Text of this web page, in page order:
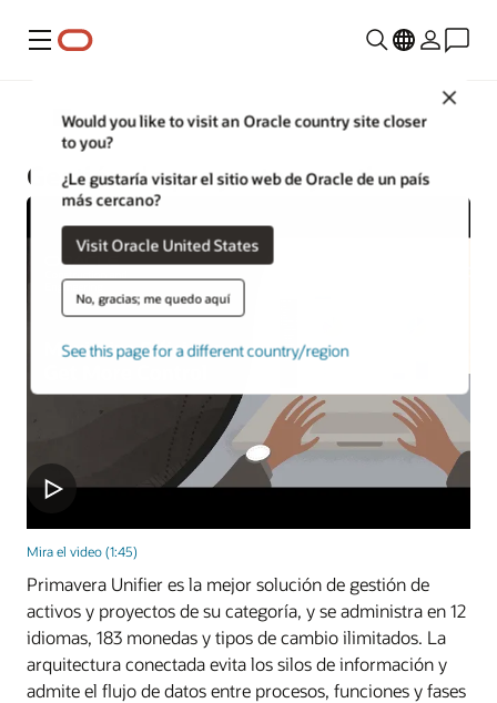
Menú
Close
Would you like to visit an Oracle country site closer
to you?
¿Le gustaría visitar el sitio web de Oracle de un país
más cercano?
Visit Oracle United States
No, gracias; me quedo aquí
See this page for a different country/region
Construcción e ingeniería
Gestión de proyectos y activos
Mira el video (1:45)
Primavera Unifier es la mejor solución de gestión de
activos y proyectos de su categoría, y se administra en 12
idiomas, 183 monedas y tipos de cambio ilimitados. La
arquitectura conectada evita los silos de información y
admite el flujo de datos entre procesos, funciones y fases